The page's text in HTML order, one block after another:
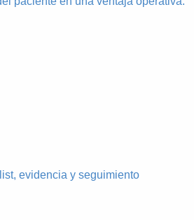
evidencia y seguimiento